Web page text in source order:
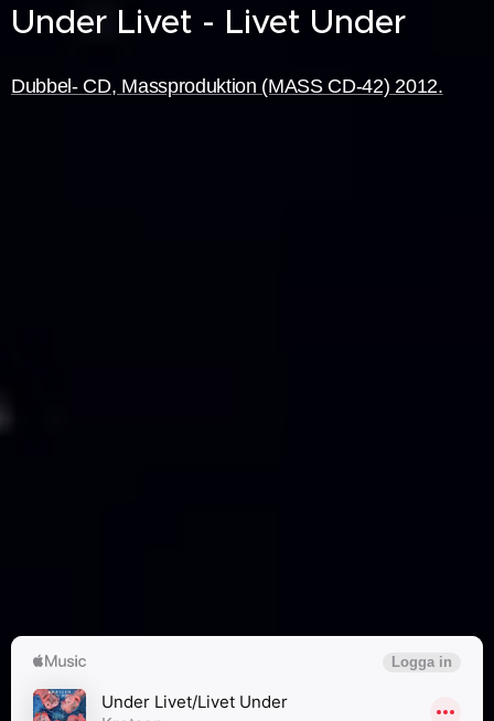
Under Livet - Livet Under
Dubbel- CD, Massproduktion (MASS CD-42) 2012.